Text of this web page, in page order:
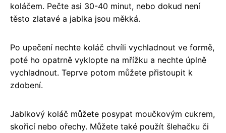
koláčem. Pečte asi 30-40 minut, nebo dokud není
těsto zlatavé a jablka jsou měkká.
Po upečení nechte koláč chvíli vychladnout ve formě,
poté ho opatrně vyklopte na mřížku a nechte úplně
vychladnout. Teprve potom můžete přistoupit k
zdobení.
Jablkový koláč můžete posypat moučkovým cukrem,
skořicí nebo ořechy. Můžete také použít šlehačku či